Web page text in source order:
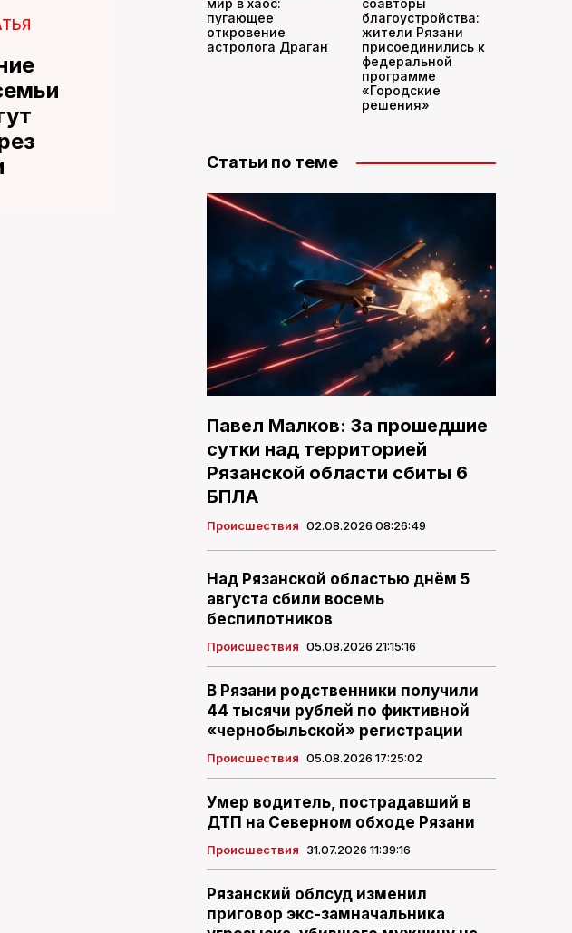
пугающее
откровение
астролога Драган
благоустройства:
жители Рязани
присоединились к
федеральной
программе
«Городские
решения»
Статьи по теме
Павел Малков: За прошедшие
сутки над территорией
Рязанской области сбиты 6
БПЛА
Происшествия 02.08.2026 08:26:49
Над Рязанской областью днём 5
августа сбили восемь
беспилотников
Происшествия 05.08.2026 21:15:16
В Рязани родственники получили
44 тысячи рублей по фиктивной
«чернобыльской» регистрации
Происшествия 05.08.2026 17:25:02
Умер водитель, пострадавший в
ДТП на Северном обходе Рязани
Происшествия 31.07.2026 11:39:16
Рязанский облсуд изменил
приговор экс-замначальника